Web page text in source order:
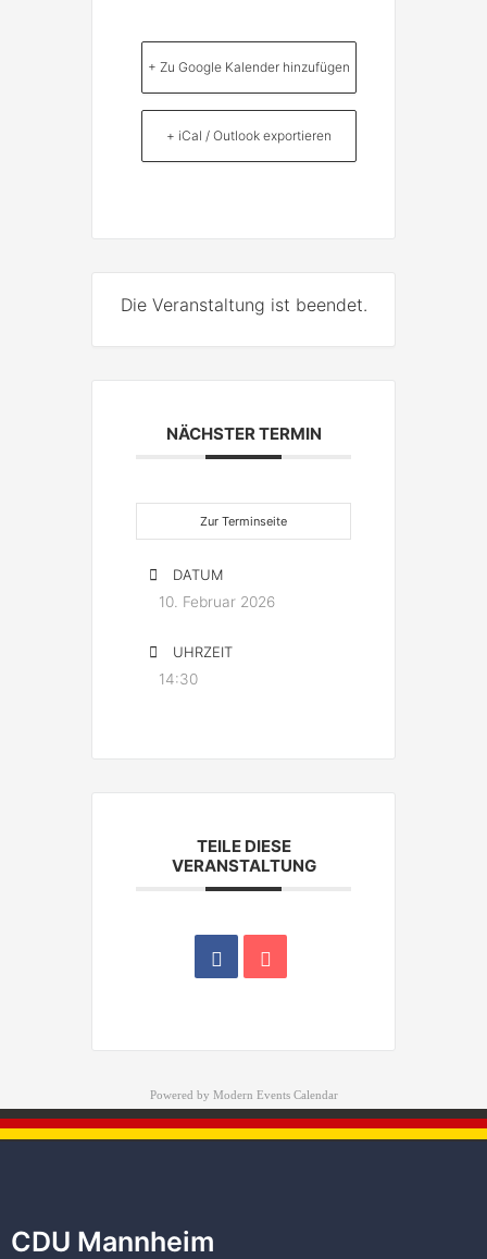
+ Zu Google Kalender hinzufügen
+ iCal / Outlook exportieren
Die Veranstaltung ist beendet.
NÄCHSTER TERMIN
Zur Terminseite
DATUM
10. Februar 2026
UHRZEIT
14:30
TEILE DIESE
VERANSTALTUNG
Powered by Modern Events Calendar
CDU Mannheim